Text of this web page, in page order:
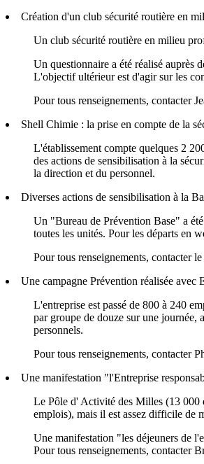
Création d'un club sécurité routière en
Un club sécurité routière en milieu
Un questionnaire a été réalisé auprès
L'objectif ultérieur est d'agir sur les
Pour tous renseignements, contacter
Shell Chimie : la prise en compte de la
L'établissement compte quelques 2
des actions de sensibilisation à la
la direction et du personnel.
Diverses actions de sensibilisation à la
Un "Bureau de Prévention Base" a
toutes les unités. Pour les départs en
Pour tous renseignements, contacter
Une campagne Prévention réalisée
L'entreprise est passé de 800 à 240
par groupe de douze sur une journée,
personnels.
Pour tous renseignements,
Une manifestation "l'Entreprise
Le Pôle d' Activité des Milles (13 000
emplois), mais il est assez difficile de
Une manifestation "les déjeuners de
Pour tous renseignements, contacter